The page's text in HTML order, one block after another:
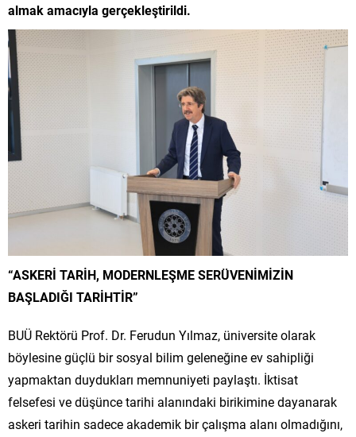
almak amacıyla gerçekleştirildi.
“ASKERİ TARİH, MODERNLEŞME SERÜVENİMİZİN
BAŞLADIĞI TARİHTİR”
BUÜ Rektörü Prof. Dr. Ferudun Yılmaz, üniversite olarak
böylesine güçlü bir sosyal bilim geleneğine ev sahipliği
yapmaktan duydukları memnuniyeti paylaştı. İktisat
felsefesi ve düşünce tarihi alanındaki birikimine dayanarak
askeri tarihin sadece akademik bir çalışma alanı olmadığını,